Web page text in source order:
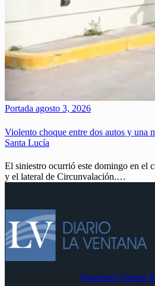
Portada agosto 3, 2026
Violento choque entre dos autos y una
Santa Lucía
El siniestro ocurrió este domingo en el
y el lateral de Circunvalación.…
Facebook Twitter